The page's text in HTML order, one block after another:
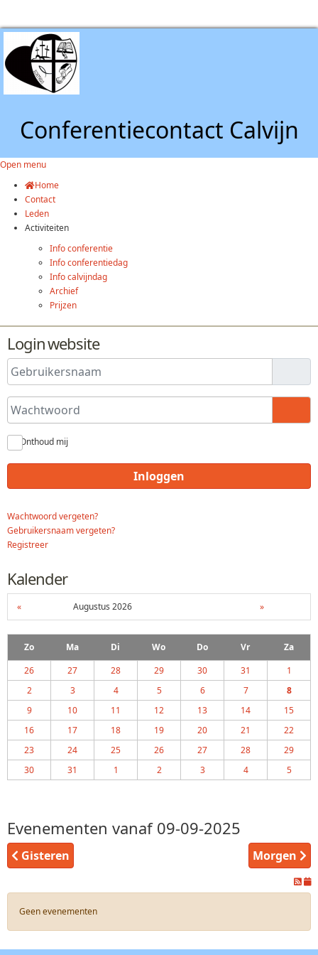
Conferentiecontact Calvijn
Open menu
Home
Contact
Leden
Activiteiten
Info conferentie
Info conferentiedag
Info calvijndag
Archief
Prijzen
Login website
Gebruikersnaam
Wachtwoord
Onthoud mij
Inloggen
Wachtwoord vergeten?
Gebruikersnaam vergeten?
Registreer
Kalender
« Augustus 2026 »
Zo Ma Di Wo Do Vr
Za
26
27 28 29 30 31
1
2
3 4 5 6 7
8
9
10 11 12 13 14
15
16
17 18 19 20 21
22
23
24 25 26 27 28
29
30
31 1 2 3 4 5
Evenementen vanaf 09-09-2025
Gisteren Morgen
Geen evenementen